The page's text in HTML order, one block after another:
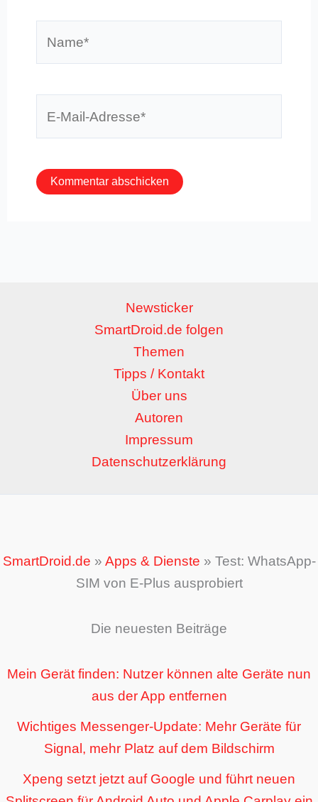
Newsticker
SmartDroid.de folgen
Themen
Tipps / Kontakt
Über uns
Autoren
Impressum
Datenschutzerklärung
SmartDroid.de » Apps & Dienste » Test: WhatsApp-
SIM von E-Plus ausprobiert
Die neuesten Beiträge
Mein Gerät finden: Nutzer können alte Geräte nun
aus der App entfernen
Wichtiges Messenger-Update: Mehr Geräte für
Signal, mehr Platz auf dem Bildschirm
Xpeng setzt jetzt auf Google und führt neuen